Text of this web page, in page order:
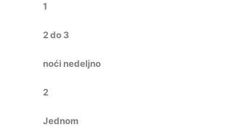
1
2 do 3
noći nedeljno
2
Jednom